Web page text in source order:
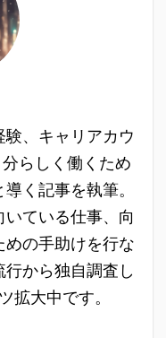
、キャリアカウ
らしく働くため
く記事を執筆。
ている仕事、向
の手助けを行な
から独自調査し
拡大中です。